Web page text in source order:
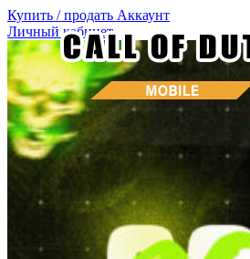
Купить / продать Аккаунт
Личный кабинет